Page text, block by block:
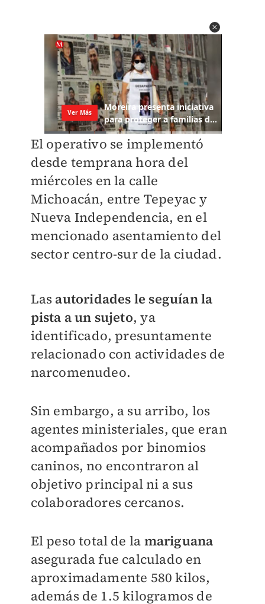
El operativo se implementó
desde temprana hora del
miércoles en la calle
Michoacán, entre Tepeyac y
Nueva Independencia, en el
mencionado asentamiento del
sector centro-sur de la ciudad.
Las autoridades le seguían la
pista a un sujeto, ya
identificado, presuntamente
relacionado con actividades de
narcomenudeo.
Sin embargo, a su arribo, los
agentes ministeriales, que eran
acompañados por binomios
caninos, no encontraron al
objetivo principal ni a sus
colaboradores cercanos.
El peso total de la mariguana
asegurada fue calculado en
aproximadamente 580 kilos,
además de 1.5 kilogramos de